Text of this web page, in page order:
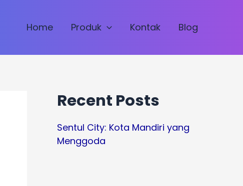
Home Produk Kontak Blog
Recent Posts
Sentul City: Kota Mandiri yang
Menggoda